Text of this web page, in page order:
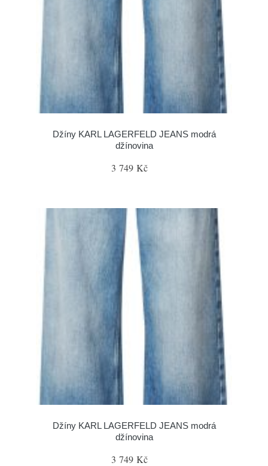
Džíny KARL LAGERFELD JEANS modrá
džínovina
3 749 Kč
Džíny KARL LAGERFELD JEANS modrá
džínovina
3 749 Kč